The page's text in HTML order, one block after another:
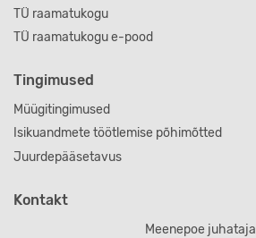
TÜ raamatukogu
TÜ raamatukogu e-pood
Tingimused
Müügitingimused
Isikuandmete töötlemise põhimõtted
Juurdepääsetavus
Kontakt
Meenepoe juhataja